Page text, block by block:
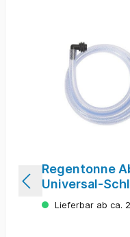
Regentonne
Universal-
220015
Lieferbar ab ca.